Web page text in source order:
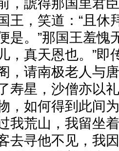
，諕得那国里君
王，笑道：“且休
是。”那国王羞愧
，真天恩也。”即
，请南极老人与
寿星，沙僧亦以
，如何得到此间
我荒山，我留坐
去寻他不见，我